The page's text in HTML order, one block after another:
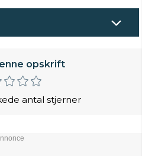
opskrift
antal stjerner